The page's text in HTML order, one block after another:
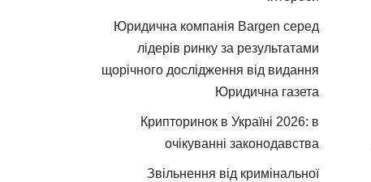
Юридична компанія Bargen серед
лідерів ринку за результатами
щорічного дослідження від видання
Юридична газета
Крипторинок в Україні 2026: в
очікуванні законодавства
Звільнення від кримінальної